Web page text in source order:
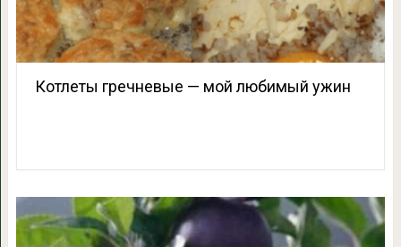
Котлеты гречневые — мой любимый ужин